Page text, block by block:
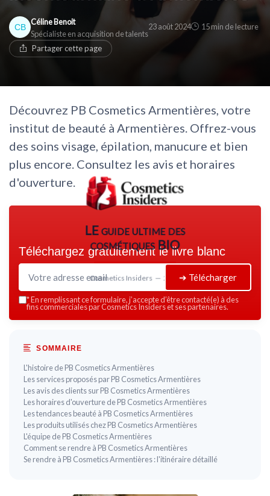
Céline Benoit
Spécialiste en acquisition de talents
23 août 2024 15 min de lecture
Partager cette page
Découvrez PB Cosmetics Armentières, votre
institut de beauté à Armentières. Offrez-vous
des soins visage, épilation, manucure et bien
plus encore. Consultez les avis et horaires
d'ouverture.
LE guide ultime des
cosmétiques BIO
Cosmetics Insiders — 2026
Téléchargez gratuitement le livre blanc
➔ Télécharger
*En remplissant ce formulaire, j’accepte d’être contacté(e) à des
fins commerciales par Cosmetics Insiders et ses partenaires.
SOMMAIRE
L'histoire de PB Cosmetics Armentières
Les services proposés par PB Cosmetics Armentières
Les avis des clients sur PB Cosmetics Armentières
Les horaires d'ouverture de PB Cosmetics Armentières
Les tendances beauté à PB Cosmetics Armentières
Les produits utilisés chez PB Cosmetics Armentières
L'équipe de PB Cosmetics Armentières
Comment se rendre à PB Cosmetics Armentières
Se rendre à PB Cosmetics Armentières : l'itinéraire détaillé
* En remplissant ce formulaire, j'accepte d'être
contacté(e) à des fins commerciales par Cosmetics
Insiders et ses partenaires.
* En rejoignant le club, j'accepte de recevoir les emails
de Cosmetics Insiders et les offres de ses partenaires.
Non merci, peut-être plus tard